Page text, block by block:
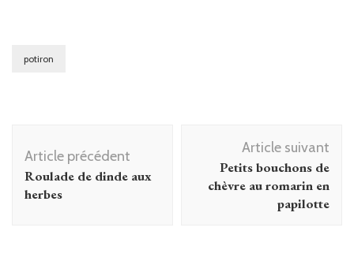
potiron
d'article
Article précédent
Roulade de dinde aux
herbes
Article suivant
Petits bouchons de
chèvre au romarin en
papilotte